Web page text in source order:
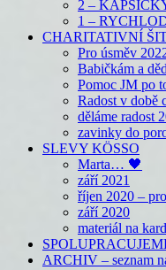
2 –
1 –
CHARITATIVNÍ
Pro úsměv
Babičkám a
Pomoc JM po
Radost v době
děláme radost
zavinky do
SLEVY KÖSSO
Marta… 🖤
září 2021
říjen 2020 –
září 2020
materiál na
ARCHIV – seznam